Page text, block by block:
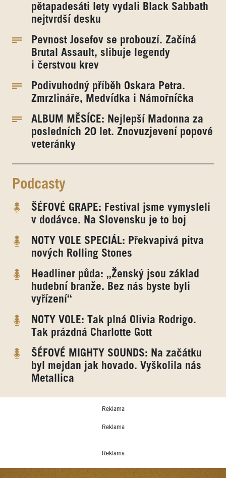
pětapadesáti lety vydali Black Sabbath
nejtvrdší desku
Pevnost Josefov se probouzí. Začíná
Brutal Assault, slibuje legendy
i čerstvou krev
Podivuhodný příběh Oskara Petra.
Zmrzlináře, Medvídka i Námořníčka
ALBUM MĚSÍCE: Nejlepší Madonna za
posledních 20 let. Znovuzjevení popové
veteránky
Podcasty
ŠÉFOVÉ GRAPE: Festival jsme vymysleli
v dodávce. Na Slovensku je to boj
NOTY VOLE SPECIÁL: Překvapivá pitva
nových Rolling Stones
Headliner půda: „Ženský jsou základ
hudební branže. Bez nás byste byli
vyřízení“
NOTY VOLE: Tak plná Olivia Rodrigo.
Tak prázdná Charlotte Gott
ŠÉFOVÉ MIGHTY SOUNDS: Na začátku
byl mejdan jak hovado. Vyškolila nás
Metallica
Reklama
Reklama
Reklama